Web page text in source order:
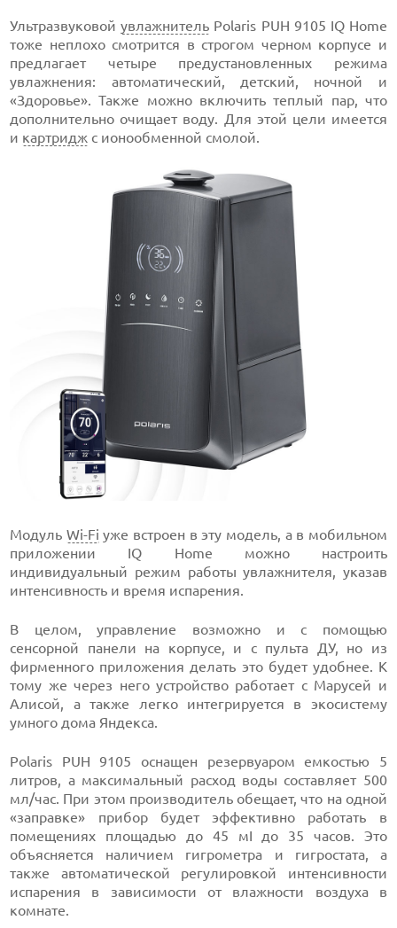
Ультразвуковойувлажнитель Polaris PUH 9105 IQ Home
тоже неплохо смотрится в строгом черном корпусе и
предлагает четыре предустановленных режима
увлажнения: автоматический, детский, ночной и
«Здоровье». Также можно включить теплый пар, что
дополнительно очищает воду. Для этой цели имеется
и картридж с ионообменной смолой.
Модуль Wi-Fi уже встроен в эту модель, а в мобильном
приложении IQ Home можно настроить
индивидуальный режим работы увлажнителя, указав
интенсивность и время испарения.
В целом, управление возможно и с помощью
сенсорной панели на корпусе, и с пульта ДУ, но из
фирменного приложения делать это будет удобнее. К
тому же через него устройство работает с Марусей и
Алисой, а также легко интегрируется в экосистему
умного дома Яндекса.
Polaris PUH 9105 оснащен резервуаром емкостью 5
литров, а максимальный расход воды составляет 500
мл/час. При этом производитель обещает, что на одной
«заправке» прибор будет эффективно работать в
помещениях площадью до 45 мІ до 35 часов. Это
объясняется наличием гигрометра и гигростата, а
также автоматической регулировкой интенсивности
испарения в зависимости от влажности воздуха в
комнате.